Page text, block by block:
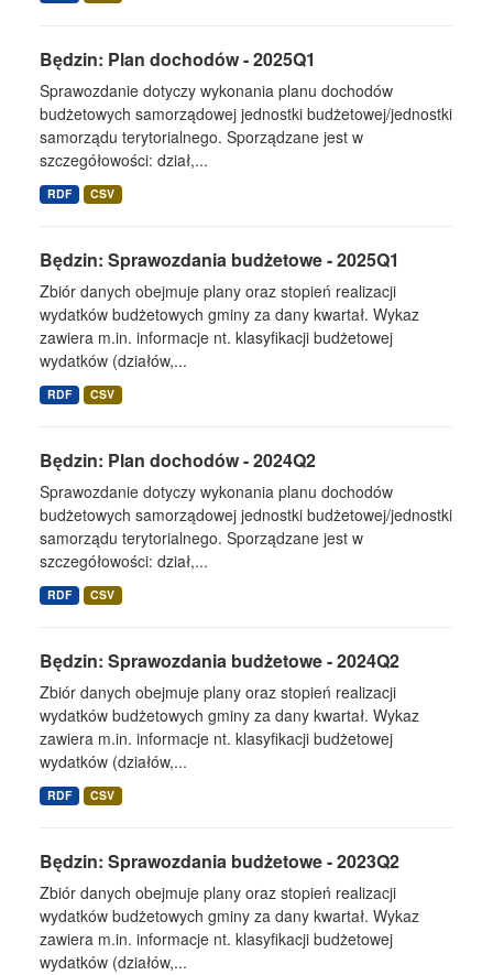
Będzin: Plan dochodów - 2025Q1
Sprawozdanie dotyczy wykonania planu dochodów
budżetowych samorządowej jednostki budżetowej/jednostki
samorządu terytorialnego. Sporządzane jest w
szczegółowości: dział,...
RDF CSV
Będzin: Sprawozdania budżetowe - 2025Q1
Zbiór danych obejmuje plany oraz stopień realizacji
wydatków budżetowych gminy za dany kwartał. Wykaz
zawiera m.in. informacje nt. klasyfikacji budżetowej
wydatków (działów,...
RDF CSV
Będzin: Plan dochodów - 2024Q2
Sprawozdanie dotyczy wykonania planu dochodów
budżetowych samorządowej jednostki budżetowej/jednostki
samorządu terytorialnego. Sporządzane jest w
szczegółowości: dział,...
RDF CSV
Będzin: Sprawozdania budżetowe - 2024Q2
Zbiór danych obejmuje plany oraz stopień realizacji
wydatków budżetowych gminy za dany kwartał. Wykaz
zawiera m.in. informacje nt. klasyfikacji budżetowej
wydatków (działów,...
RDF CSV
Będzin: Sprawozdania budżetowe - 2023Q2
Zbiór danych obejmuje plany oraz stopień realizacji
wydatków budżetowych gminy za dany kwartał. Wykaz
zawiera m.in. informacje nt. klasyfikacji budżetowej
wydatków (działów,...